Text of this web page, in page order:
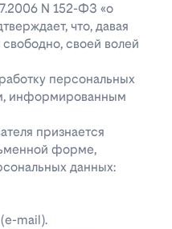
N 152-ФЗ «о
что, давая
свободно, своей волей
персональных
информированным
признается
форме,
данных:
mail).